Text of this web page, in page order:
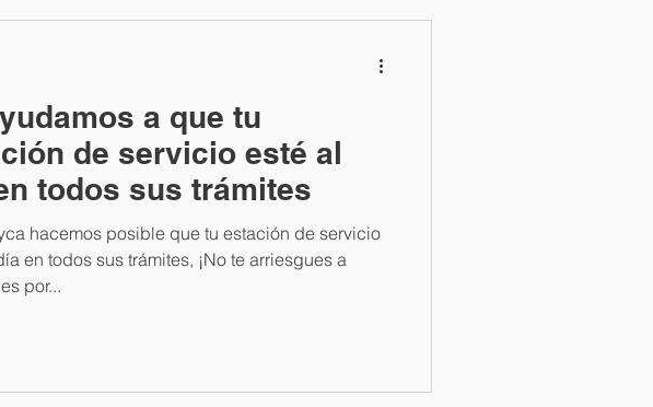
a que tu
de servicio esté al
todos sus trámites
hacemos posible que tu estación de servicio
en todos sus trámites, ¡No te arriesgues a
por...